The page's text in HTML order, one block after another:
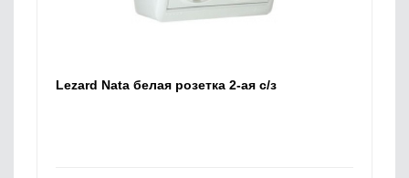
Lezard Nata белая розетка 2-ая с/з